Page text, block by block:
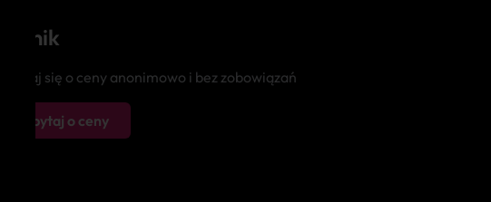
Cennik
Zapytaj się o ceny anonimowo i bez zobowiązań
Zapytaj o ceny